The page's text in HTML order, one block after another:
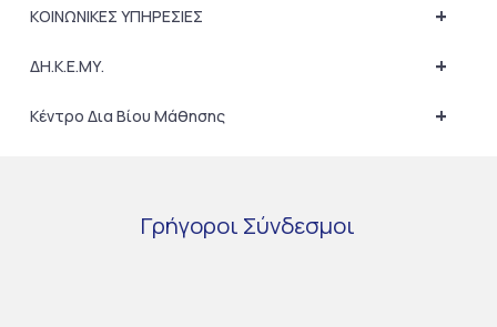
+
ΚΟΙΝΩΝΙΚΕΣ ΥΠΗΡΕΣΙΕΣ
+
ΔΗ.Κ.Ε.ΜΥ.
+
Κέντρο Δια Βίου Μάθησης
Γρήγοροι Σύνδεσμοι